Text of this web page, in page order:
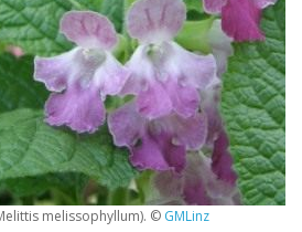
melissophyllum). © GMLinz